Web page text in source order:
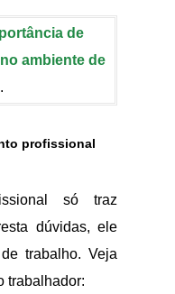
de
ambiente de
.
profissional
só traz
dúvidas, ele
trabalho. Veja
trabalhador: